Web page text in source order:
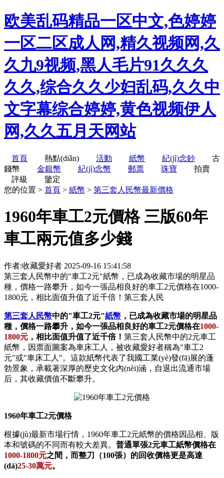
欧美乱码精品一区中文,色婷婷
一区二区成人网,精久视频网,久
久九9视频,黑人毛片91久久久
久久,综合久久少妇乱码,久久中
文字幕综合婷婷,黄色视频伊人
网,久久五月天网站
首頁 熱點(diǎn) 活動 紙幣 紀(jì)念鈔
古
錢幣
金銀幣 紀(jì)念幣 郵票 珠寶
拍賣
評級
鑒定
您的位置 > 首頁 > 紙幣 > 第三套人民幣最新價格
1960年車工2元價格 三版60年
車工兩元值多少錢
作者:收藏愛好者 2025-09-16 15:41:58
第三套人民幣中的"車工2元"紙幣，已成為收藏市場的明星品
種，價格一路攀升，如今一張品相良好的車工2元價格在1000-
1800元，相比面值升值了近千倍！第三套人民
第三套人民幣中的"車工2元"紙幣 ，已成為收藏市場的明星品
種，價格一路攀升，如今一張品相良好的車工2元價格在1000-
1800元 ，相比面值升值了近千倍！ 第三套人民幣中的2元車工
紙幣，因票面圖案為車床工人，被收藏愛好者稱為"車工2
元"或"車床工人"。這款紙幣代表了我國工業(yè)發(fā)展的蓬
勃景象，承載著深厚的歷史文化內(nèi)涵，自退出流通市場
后，其收藏價值不斷攀升。
1960年車工2元價格
根據(jù)最新市場行情，1960年車工2元紙幣的價格因品相、版
本和號碼的不同而有較大差異。 普通單張2元車工紙幣價格在
1000-1800元之間，而整刀（100張）的回收價格更是高達
(dá)25-30萬元。